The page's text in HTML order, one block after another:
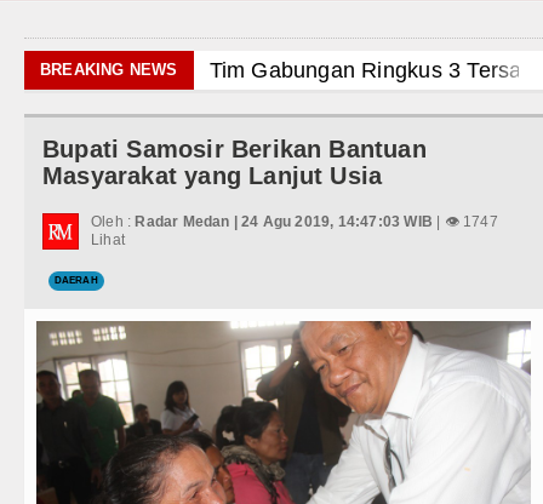
Politik
Olahraga
Internasional
Wisata
TIPS dan TRIK
BREAKING NEWSTim Gabungan Ringkus 3 Tersangka
Emma Raducanu Absen di Grand Slam
Juventus Dikalahkan Inter Milan di Laga
PSG Ditahan Manchester United Main
Ketua GRIB Jaya Labuhanbatu Gelar
Gubernur Bobby Nasution Minta
Rico Waas : Kemerdekaan Harus
Akses Jalan ke Pemandian Air Panas
Bupati Samosir Berikan Bantuan
Masyarakat yang Lanjut Usia
Oleh : Radar Medan | 24 Agu 2019, 14:47:03 WIB | 👁 1747
Lihat
DAERAH